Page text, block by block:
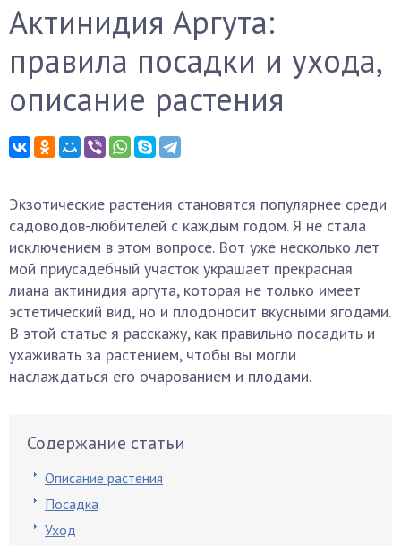
Актинидия Аргута:
правила посадки и ухода,
описание растения
Экзотические растения становятся популярнее среди
садоводов-любителей с каждым годом. Я не стала
исключением в этом вопросе. Вот уже несколько лет
мой приусадебный участок украшает прекрасная
лиана актинидия аргута, которая не только имеет
эстетический вид, но и плодоносит вкусными ягодами.
В этой статье я расскажу, как правильно посадить и
ухаживать за растением, чтобы вы могли
наслаждаться его очарованием и плодами.
Содержание статьи
Описание растения
Посадка
Уход